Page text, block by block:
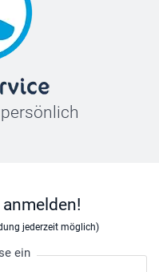
jederzeit möglich)
ein